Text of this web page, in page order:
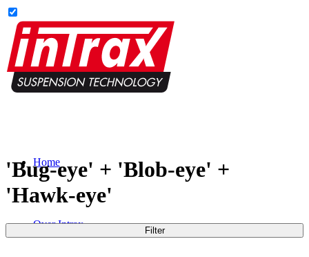
Home
Over Intrax
'Bug-eye' + 'Blob-eye' +
'Hawk-eye'
Filter